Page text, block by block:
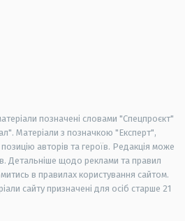
позначені словами "Спецпроєкт"
Матеріали з позначкою "Експерт",
авторів та героїв. Редакція може
Детальніше щодо реклами та правил
в правилах користування сайтом.
сайту призначені для осіб старше 21